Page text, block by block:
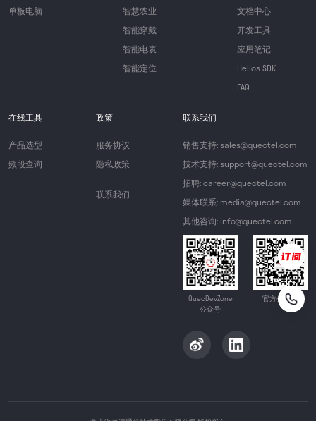
单板电脑
智慧农业
智能穿戴
智能电表
智能定位
文档中心
开发工具
应用笔记
Helios SDK
FAQ
在线工具
产品选型
频段查询
政策
服务协议
隐私政策
联系我们
联系我们
销售支持: sales@quectel.com
技术支持: support@quectel.com
招聘: career@quectel.com
媒体联系: media@quectel.com
其他咨询: info@quectel.com
QuecDevZone
公众号
官方公众号